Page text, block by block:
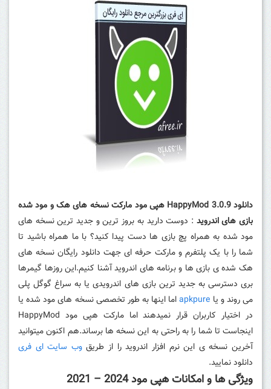
دانلود HappyMod 3.0.9 هپی مود مارکت نسخه های هک و مود شده
بازی های اندروید : دوست دارید به بروز ترین و جدید ترین نسخه های
مود شده به همراه پچ بازی ها دست پیدا کنید؟ با ما همراه باشید تا
شما را با یک پلتفرم و مارکت حرفه ای جهت دانلود رایگان نسخه های
هک شده ی بازی ها و برنامه های اندروید آشنا کنیم.این روزها گیمرها
بری دسترسی به جدید ترین بازی های اندرویدی یا به سراغ گوگل پلی
می روند و یا apkpureاما اینها به طور تخصصی نسخه های مود شده یا
در اختیار کاربران قرار نمیدهند اما مارکت هپی مود HappyMod
اینجاست تا شما را به راحتی به این نسخه ها برساند.هم اکنون میتوانید
آخرین نسخه ی این نرم افزار اندروید را از طریقوب سایت ای فری
دانلود نمایید.
ویژگی ها و امکانات هپی مود 2024 – 2021